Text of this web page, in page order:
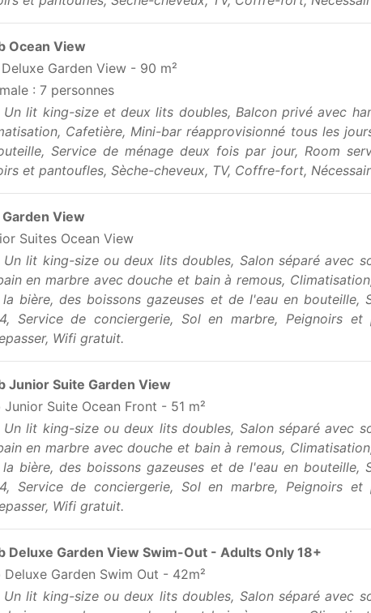
Ocean View
Garden View - 90 m²
: 7 personnes
Un lit king-size et deux lits doubles, Balcon privé avec
Cafetière, Mini-bar réapprovisionné tous les
Service de ménage deux fois par jour, Room
et pantoufles, Sèche-cheveux, TV, Coffre-fort,
View
Suites Ocean View
Un lit king-size ou deux lits doubles, Salon séparé avec
en marbre avec douche et bain à remous,
bière, des boissons gazeuses et de l'eau en bouteille,
Service de conciergerie, Sol en marbre, Peignoirs et
Wifi gratuit.
Junior Suite Garden View
Suite Ocean Front - 51 m²
Un lit king-size ou deux lits doubles, Salon séparé avec
en marbre avec douche et bain à remous,
bière, des boissons gazeuses et de l'eau en bouteille,
Service de conciergerie, Sol en marbre, Peignoirs et
Wifi gratuit.
Deluxe Garden View Swim-Out - Adults Only 18+
Garden Swim Out - 42m²
Un lit king-size ou deux lits doubles, Salon séparé avec